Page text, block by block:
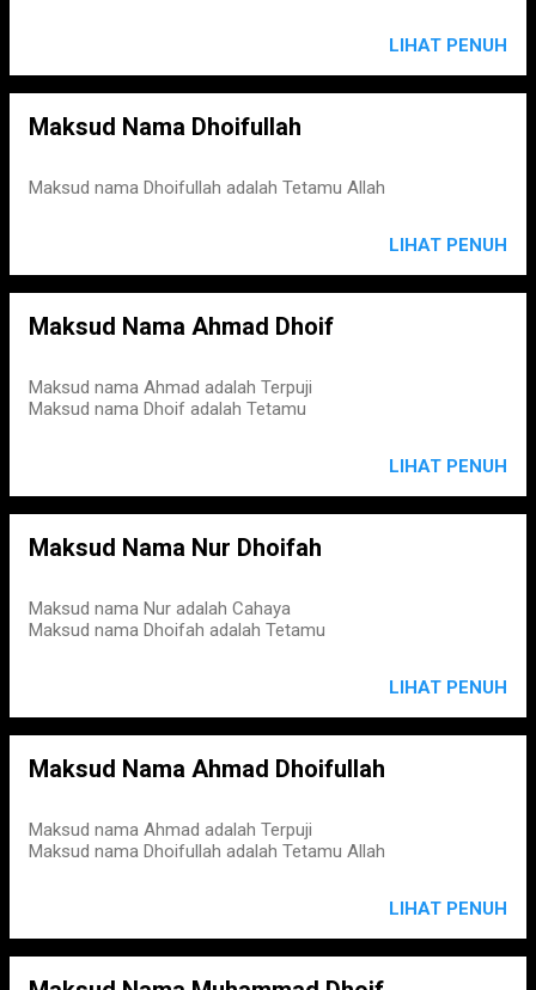
LIHAT PENUH
Maksud Nama Dhoifullah
Maksud nama Dhoifullah adalah Tetamu Allah
LIHAT PENUH
Maksud Nama Ahmad Dhoif
Maksud nama Ahmad adalah Terpuji
Maksud nama Dhoif adalah Tetamu
LIHAT PENUH
Maksud Nama Nur Dhoifah
Maksud nama Nur adalah Cahaya
Maksud nama Dhoifah adalah Tetamu
LIHAT PENUH
Maksud Nama Ahmad Dhoifullah
Maksud nama Ahmad adalah Terpuji
Maksud nama Dhoifullah adalah Tetamu Allah
LIHAT PENUH